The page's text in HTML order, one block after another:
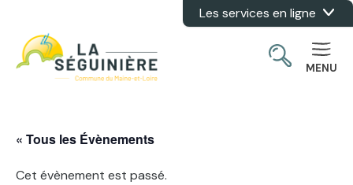
MENU
Les services en ligne
« Tous les Évènements
Cet évènement est passé.